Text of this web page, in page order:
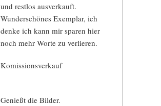
und restlos ausverkauft.
Wunderschönes Exemplar, ich
denke ich kann mir sparen hier
noch mehr Worte zu verlieren.
Komissionsverkauf
Genießt die Bilder.